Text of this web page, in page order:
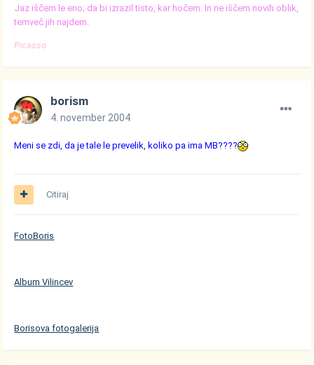
Jaz iščem le eno; da bi izrazil tisto, kar hočem. In ne iščem novih oblik,
temveč jih najdem.
Picasso
borism
4. november 2004
Meni se zdi, da je tale le prevelik, koliko pa ima MB????
Citiraj
FotoBoris
Album Vilincev
Borisova fotogalerija